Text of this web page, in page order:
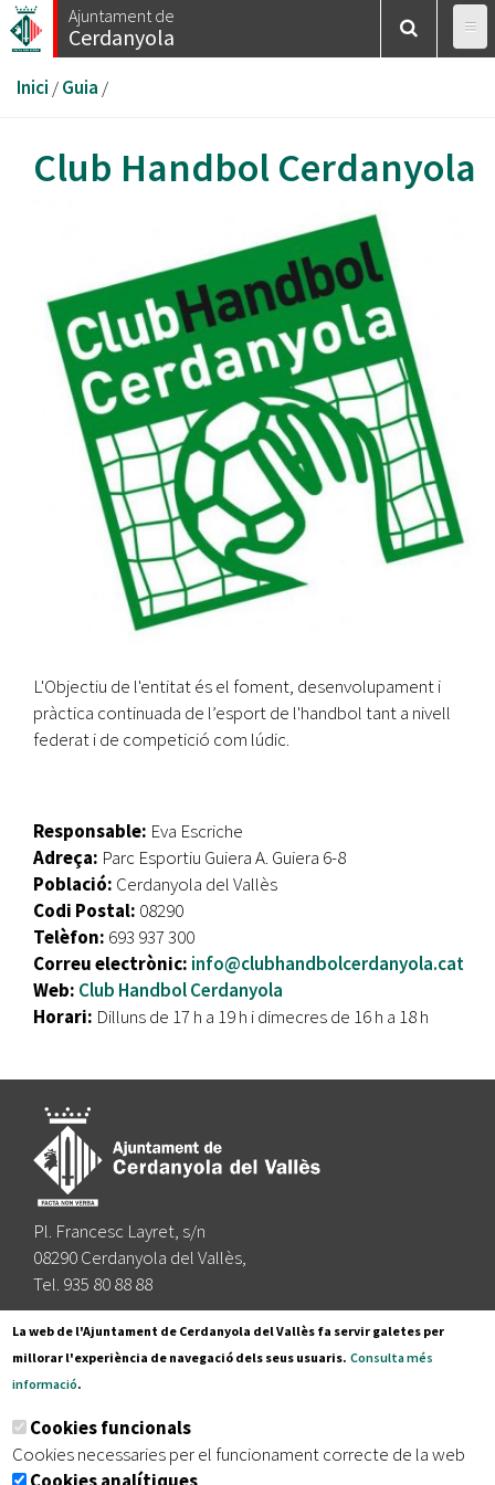
Vés
al
Ajuntament de
Cerdanyola
Esteu
aquí
Inici /Guia /
Club Handbol Cerdanyola
L'Objectiu de l'entitat és el foment, desenvolupament i
pràctica continuada de l’esport de l'handbol tant a nivell
federat i de competició com lúdic.
Responsable: Eva Escriche
Adreça: Parc Esportiu Guiera A. Guiera 6-8
Població: Cerdanyola del Vallès
Codi Postal: 08290
Telèfon: 693 937 300
Correu electrònic: info@clubhandbolcerdanyola.cat
Web: Club Handbol Cerdanyola
Horari: Dilluns de 17 h a 19 h i dimecres de 16 h a 18 h
Pl. Francesc Layret, s/n
08290 Cerdanyola del Vallès,
Tel. 935 80 88 88
Segueix-nos a:
Subscriu-te al nostre butlletí
La web de l'Ajuntament de Cerdanyola del Vallès fa servir galetes per
millorar l'experiència de navegació dels seus usuaris. Consulta més
informació.
Cookies funcionals
Cookies necessaries per el funcionament correcte de la web